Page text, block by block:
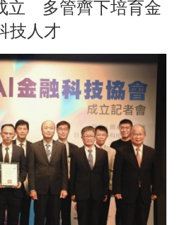
立 多管齊下培育金
技人才